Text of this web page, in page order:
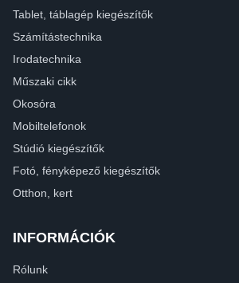
Tablet, táblagép kiegészítők
Számítástechnika
Irodatechnika
Műszaki cikk
Okosóra
Mobiltelefonok
Stúdió kiegészítők
Fotó, fényképező kiegészítők
Otthon, kert
INFORMÁCIÓK
Rólunk